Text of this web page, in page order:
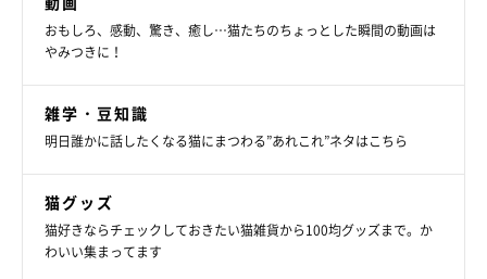
おもしろ、感動、驚き、癒し…猫たちのちょっとした瞬間の動画は
やみつきに！
雑学・豆知識
明日誰かに話したくなる猫にまつわる”あれこれ”ネタはこちら
猫グッズ
猫好きならチェックしておきたい猫雑貨から100均グッズまで。か
わいい集まってます